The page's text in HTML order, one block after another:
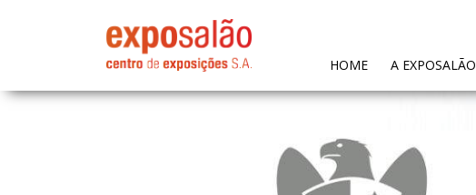
HOME(CURRENT)
A EXPOSALÃO